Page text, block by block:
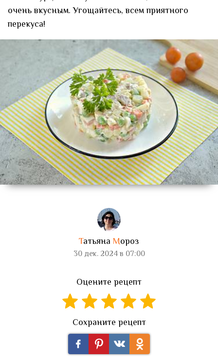
очень вкусным. Угощайтесь, всем приятного
перекуса!
Татьяна Мороз
30 дек. 2024 в 07:00
Оцените рецепт
Сохраните рецепт